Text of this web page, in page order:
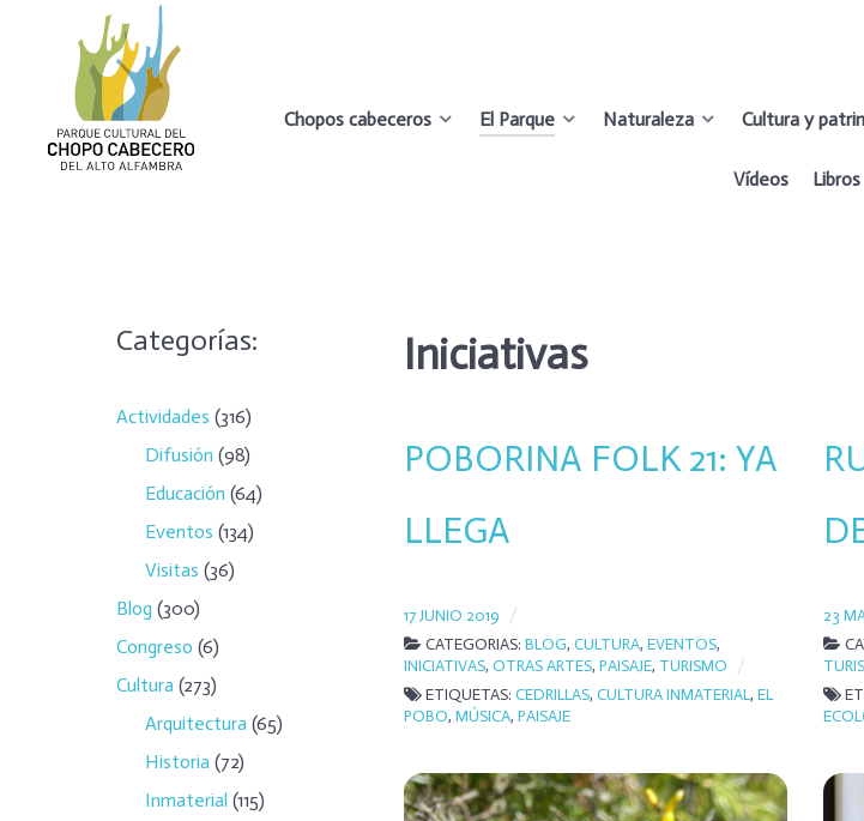
PARQUE CULTURAL DEL
CHOPO CABECERO
DEL ALTO ALFAMBRA
Chopos cabeceros El Parque Naturaleza Cultura y
Vídeos Libros
Categorías:
Actividades (316)
Difusión (98)
Educación (64)
Eventos (134)
Visitas (36)
Blog (300)
Congreso (6)
Cultura (273)
Arquitectura (65)
Historia (72)
Inmaterial (115)
Iniciativas
POBORINA FOLK 21: YA
LLEGA
17 JUNIO 2019
CATEGORIAS: BLOG, CULTURA, EVENTOS,
INICIATIVAS, OTRAS ARTES, PAISAJE, TURISMO
ETIQUETAS: CEDRILLAS, CULTURA INMATERIAL, EL
POBO, MÚSICA, PAISAJE
23